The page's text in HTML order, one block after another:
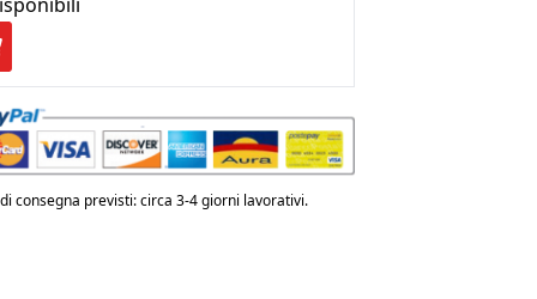
€ 335,00.
consegna previsti: circa 3-4 giorni lavorativi.